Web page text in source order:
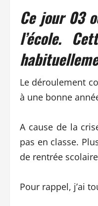
Ce jour 03
l’école.
Le déroulement
à une bonne
A cause de la
pas en classe.
de rentrée
Pour rappel, j’ai